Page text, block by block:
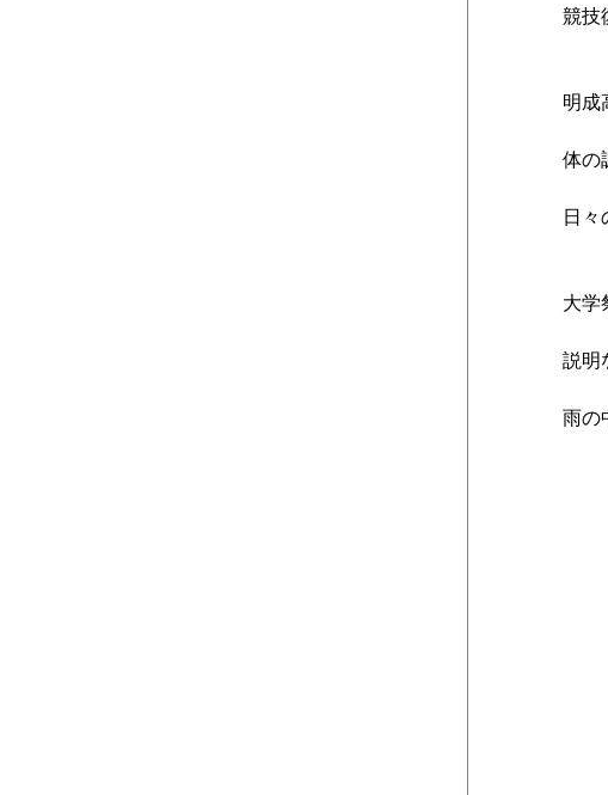
競技
明成
体の
日々
大学
説明
雨の